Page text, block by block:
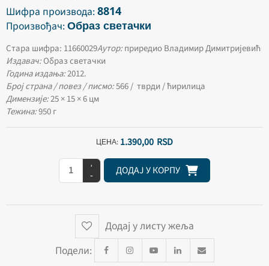
Шифра производа:8814
Произвођач:Образ светачки
Стара шифра: 11660029Аутор:приредио Владимир Димитријевић
Издавач:Образ светачки
Година издања:2012.
Број страна / повез / писмо:566 / тврди / ћирилица
Димензије:25 × 15 × 6 цм
Тежина:950 г
ЦЕНА: 1.390,00 RSD
+
-
Додај у листу жеља
Подели: